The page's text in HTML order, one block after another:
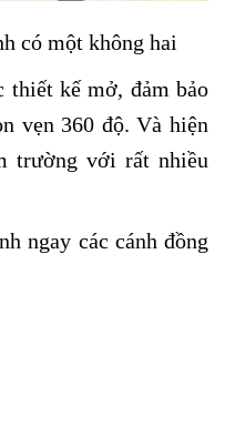
có một không hai
thiết kế mở, đảm bảo
vẹn 360 độ. Và hiện
trường với rất nhiều
ngay các cánh đồng